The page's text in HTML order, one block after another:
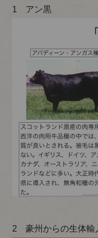
1 アン黒
2 豪州からの生体輸